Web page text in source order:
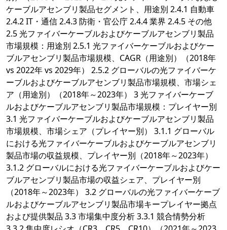
ケーブルアセンブリ製品セグメント、用途別 2.4.1 自動車
2.4.2 IT・通信 2.4.3 防衛・官公庁 2.4.4 業界 2.4.5 その他
2.5 光ファイバーケーブルおよびケーブルアセンブリ製品
市場規模：用途別 2.5.1 光ファイバーケーブルおよびケー
ブルアセンブリ製品市場規模、CAGR（用途別）（2018年
vs 2022年 vs 2029年） 2.5.2 グローバルの光ファイバーケ
ーブルおよびケーブルアセンブリ製品市場規模、市場シェ
ア（用途別）（2018年～2023年） 3 光ファイバーケーブ
ルおよびケーブルアセンブリ製品市場規模：プレイヤー別
3.1 光ファイバーケーブルおよびケーブルアセンブリ製品
市場規模、市場シェア（プレイヤー別） 3.1.1 グローバル
における光ファイバーケーブルおよびケーブルアセンブリ
製品市場の収益規模、プレイヤー別（2018年～2023年）
3.1.2 グローバルにおける光ファイバーケーブルおよびケー
ブルアセンブリ製品市場の収益シェア、プレイヤー別
（2018年～2023年） 3.2 グローバルの光ファイバーケーブ
ルおよびケーブルアセンブリ製品市場キープレイヤー拠点
および提供製品 3.3 市場集中度分析 3.3.1 競合情勢分析